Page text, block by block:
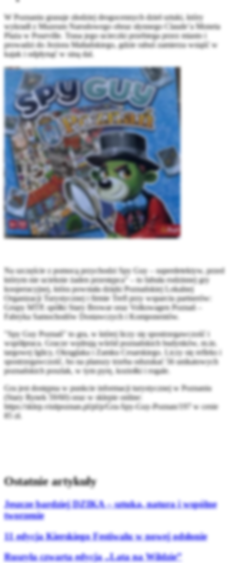
W Poznaniu grasuje złodziej drogocennych dzieł sztuki, który
wykradł z Muzeum Narodowego obraz słynnego Claude’a Moneta
Plaża w Pourville. Trasa jego ucieczki przebiega przez miasto i
prowadzi do Jeziora Maltańskiego, gdzie rabuś zamierza wsiąść w
kajak i odpłynąć w siną dal.
Na szczęście z pomocą przychodzi Spy Guy – superdetektyw, przed
którym nie ucieknie żaden przestępca” – to fabuła rodzinnej gry
kooperacyjnej, która powstała dzięki Poznańskiej Lokalnej
Organizacji Turystycznej i firmie Trefl przy wsparciu partnerów:
Grupy MTP, spółki Stary Browar oraz Volkswagen Poznań –
Fabryka Samochodów Dostawczych i Komponentów.
"Spy Guy Poznań" to gra, w której liczy się spostrzegawczość i
współpraca. Gracze wędrują wśród poznańskich budynków, m.in.
targowej Iglicy, Okrąglaka i Zamku Cesarskiego. Liczy się refleks i
spostrzegawczość, bo na planszy trzeba odszukać 56 unikatowych
poznańskich poszlak, w tym pyrę, koziołki i rogale.
Gra jest dostępna w punkcie informacji turystycznej w Poznaniu
(Stary Rynek 59/60) oraz w sklepie online:
https://sklep.visitpoznan.pl/pl/p/Gra-Spy-Guy-Poznan/197 w cenie
85 zł.
Ostatnie artykuły
Jeszcze bardziej DZIKA – sztuka, natura i wspólne
tworzenie
11 edycja Kierskiego Festiwalu w nowej odsłonie
Ruszyła czwarta edycja „Lata na Wildzie”